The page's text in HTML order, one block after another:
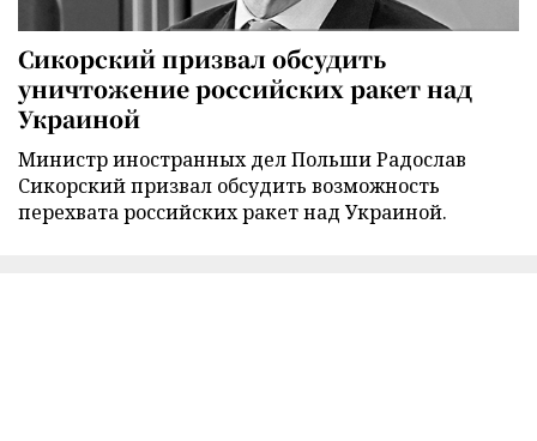
Сикорский призвал обсудить
уничтожение российских ракет над
Украиной
Министр иностранных дел Польши Радослав
Сикорский призвал обсудить возможность
перехвата российских ракет над Украиной.